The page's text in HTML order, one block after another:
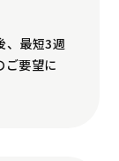
、最短3週
ご要望に